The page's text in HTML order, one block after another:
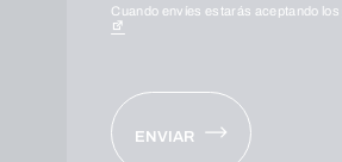
Cuando envíes estarás aceptando los
ENVIAR